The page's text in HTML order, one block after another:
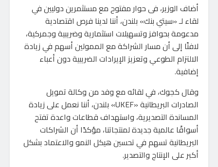
أضاف الوزير، فى حوار مفتوح مع مستثمرين دوليين في
لقاء لـ «سيتي بنك» بلندن، أننا لدينا فرص اقتصادية
مدعومة بحوافز وتسهيلات استثمارية وضريبية وجمركية،
لافتًا إلى أن مسار الشراكة مع الممولين أسهم في زيادة
الالتزام الطوعي وتعزيز الإيرادات الضريبية دون أعباء
إضافية.
وقال كجوك، في لقائه مع وفد من وكالة تمويل
الصادرات البريطانية «UKEF» بلندن، أننا نعمل على زيادة
المساندة التصديرية، واستهداف قطاعات واعدة تفتح
أسواقًا عالمية جديدة لمنتجاتنا، مؤكدًا أن الشراكات
البريطانية تسهم في تحسين هيكل النمو والاعتماد بشكل
أكبر على الإنتاج والتصدير.